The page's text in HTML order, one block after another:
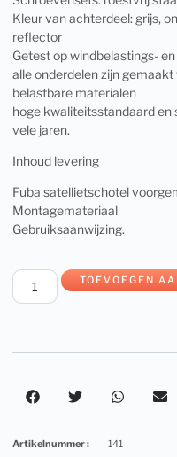
Kleur van achterdeel: grijs,
reflector
Getest op windbelastings-
alle onderdelen zijn
belastbare materialen
hoge kwaliteitsstandaard
vele jaren.
Inhoud levering
Fuba satellietschotel
Montagemateriaal
Gebruiksaanwijzing.
TOEVOEGEN
Artikelnummer :
141